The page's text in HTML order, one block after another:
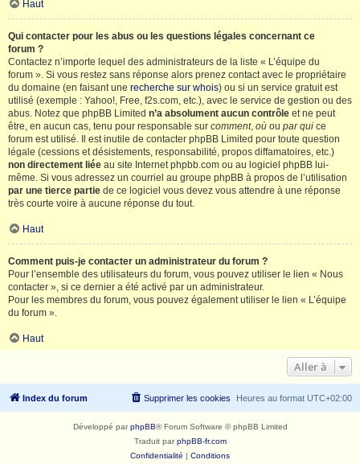
Haut
Qui contacter pour les abus ou les questions légales concernant ce
forum ?
Contactez n’importe lequel des administrateurs de la liste « L’équipe du
forum ». Si vous restez sans réponse alors prenez contact avec le propriétaire
du domaine (en faisant une recherche sur whois) ou si un service gratuit est
utilisé (exemple : Yahoo!, Free, f2s.com, etc.), avec le service de gestion ou des
abus. Notez que phpBB Limited n’a absolument aucun contrôle et ne peut
être, en aucun cas, tenu pour responsable sur comment, où ou par qui ce
forum est utilisé. Il est inutile de contacter phpBB Limited pour toute question
légale (cessions et désistements, responsabilité, propos diffamatoires, etc.)
non directement liée au site Internet phpbb.com ou au logiciel phpBB lui-
même. Si vous adressez un courriel au groupe phpBB à propos de l’utilisation
par une tierce partie de ce logiciel vous devez vous attendre à une réponse
très courte voire à aucune réponse du tout.
Haut
Comment puis-je contacter un administrateur du forum ?
Pour l’ensemble des utilisateurs du forum, vous pouvez utiliser le lien « Nous
contacter », si ce dernier a été activé par un administrateur.
Pour les membres du forum, vous pouvez également utiliser le lien « L’équipe
du forum ».
Haut
Aller à
Index du forum Heures au format UTC+02:00
Supprimer les cookies
Développé parphpBB® Forum Software © phpBB Limited
Traduit parphpBB-fr.com
Confidentialité | Conditions